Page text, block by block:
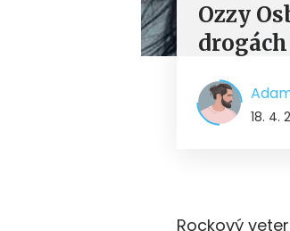
Ozzy
18. 4.
Rockový